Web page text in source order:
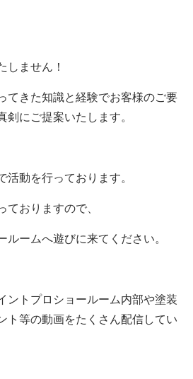
しません！
てきた知識と経験でお客様のご要
剣にご提案いたします。
活動を行っております。
ておりますので、
ルームへ遊びに来てください。
ントプロショールーム内部や塗装
ト等の動画をたくさん配信してい